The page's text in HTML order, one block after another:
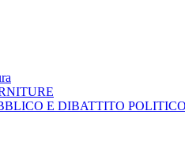
E DIBATTITO POLITICO